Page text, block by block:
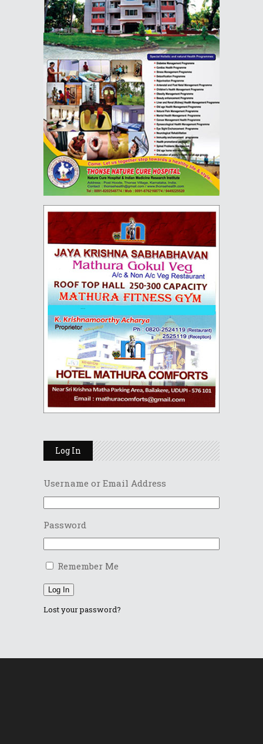
Log In
Username or Email Address
Password
Remember Me
Log In
Lost your password?